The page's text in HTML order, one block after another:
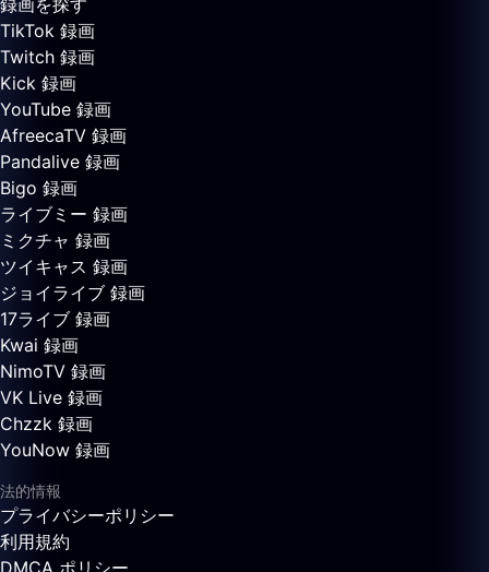
録画を探す
TikTok 録画
Twitch 録画
Kick 録画
YouTube 録画
AfreecaTV 録画
Pandalive 録画
Bigo 録画
ライブミー 録画
ミクチャ 録画
ツイキャス 録画
ジョイライブ 録画
17ライブ 録画
Kwai 録画
NimoTV 録画
VK Live 録画
Chzzk 録画
YouNow 録画
法的情報
プライバシーポリシー
利用規約